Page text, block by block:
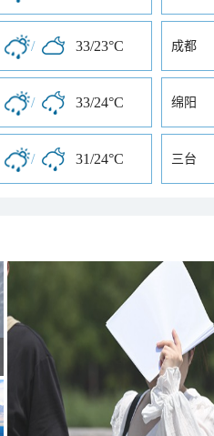
/ 33/23°C 成都
/ 33/24°C 绵阳
/ 31/24°C 三台